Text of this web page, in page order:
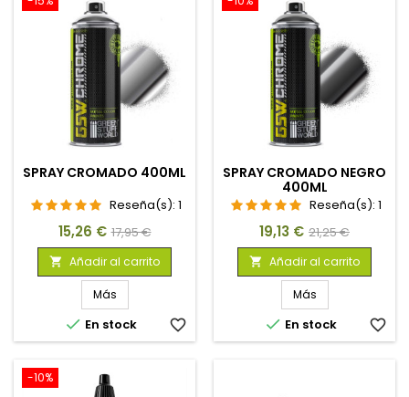
SPRAY CROMADO 400ML
Reseña(s): 1
Precio
15,26 € Precio
base
17,95 €
 Añadir al carrito
Más
 En stock favorite_border
SPRAY CROMADO NEGRO
400ML
Reseña(s): 1
Precio
19,13 € Precio
base
21,25 €
 Añadir al carrito
Más
 En stock favorite_border
-10%